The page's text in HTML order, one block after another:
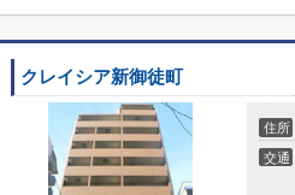
クレイシア新御徒町
住所
交通